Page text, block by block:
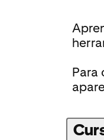
Para